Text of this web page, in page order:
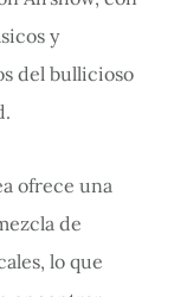
y
del bullicioso
ofrece una
de
lo que